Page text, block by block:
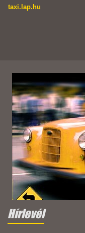
taxi.lap.hu
Hírlevél